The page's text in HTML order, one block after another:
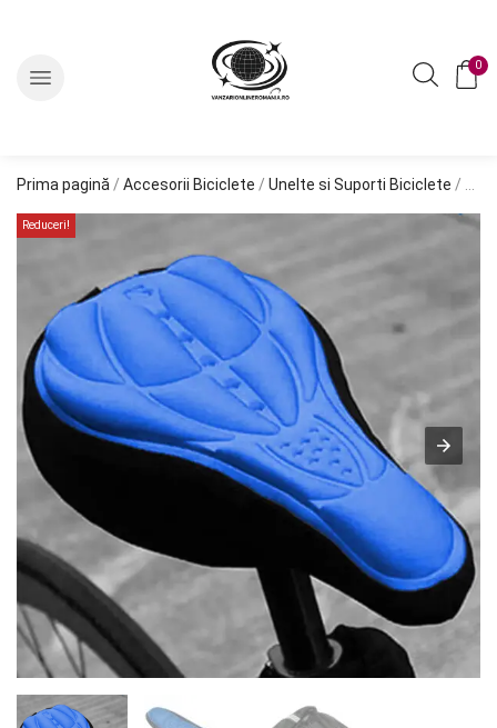
0
Prima pagină / Accesorii Biciclete / Unelte si Suporti Biciclete / Husa universala albastra cu gel pentru scaunul bicicletei AVX-RW5F
Reduceri!